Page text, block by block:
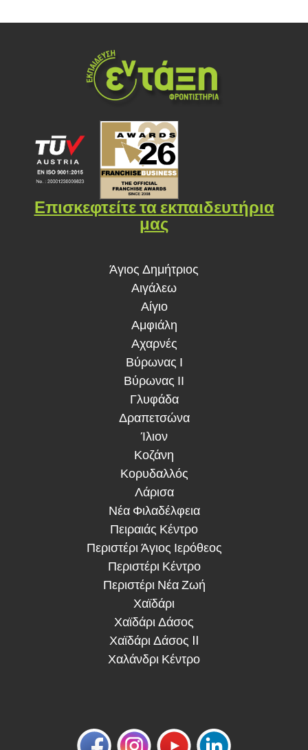
Επισκεφτείτε τα εκπαιδευτήρια
μας
Άγιος Δημήτριος
Αιγάλεω
Αίγιο
Αμφιάλη
Αχαρνές
Βύρωνας Ι
Βύρωνας ΙΙ
Γλυφάδα
Δραπετσώνα
Ίλιον
Κοζάνη
Κορυδαλλός
Λάρισα
Νέα Φιλαδέλφεια
Πειραιάς Κέντρο
Περιστέρι Άγιος Ιερόθεος
Περιστέρι Κέντρο
Περιστέρι Νέα Ζωή
Χαϊδάρι
Χαϊδάρι Δάσος
Χαϊδάρι Δάσος II
Χαλάνδρι Κέντρο